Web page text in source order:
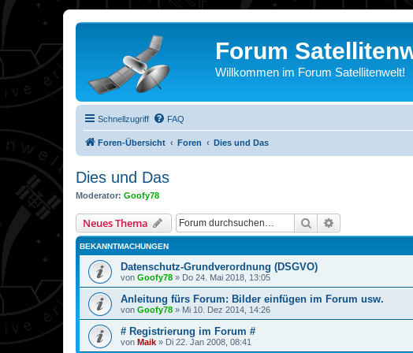
Forum
Willkommen im Forum Satellitenwelt!
Schnellzugriff FAQ
Foren-Übersicht Foren Dies und Das
Dies und Das
Moderator: Goofy78
Neues Thema Suche
BEKANNTMACHUNGEN
Datenschutz-Grundverordnung (DSGVO)
von Goofy78 » Do 24. Mai 2018, 13:05
Anleitung fürs Forum: Bilder einfügen im Forum usw.
von Goofy78 » Mi 10. Dez 2014, 14:26
# Registrierung im Forum #
von Maik » Di 22. Jan 2008, 08:41